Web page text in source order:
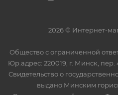
2026 © Интернет-
Общество с ограниченной
Юр.адрес: 220019, г. Минск,
Свидетельство о
выдано Минским